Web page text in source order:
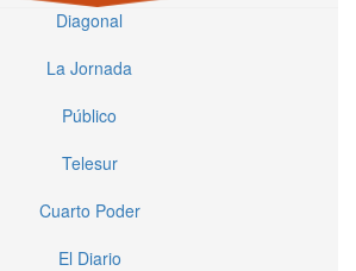
Diagonal
La Jornada
Público
Telesur
Cuarto Poder
El Diario